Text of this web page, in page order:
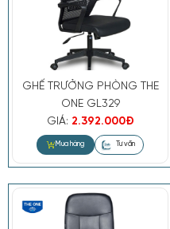
GHẾ TRƯỞNG PHÒNG THE
ONE GL329
GIÁ: 2.392.000Đ